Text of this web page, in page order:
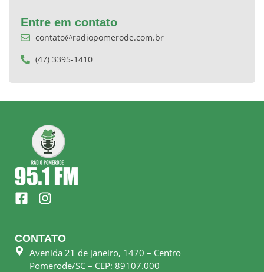
Entre em contato
contato@radiopomerode.com.br
(47) 3395-1410
F
a
e
b
o
I
n
t
a
g
CONTATO
Avenida 21 de janeiro, 1470 – Centro
Pomerode/SC – CEP: 89107.000